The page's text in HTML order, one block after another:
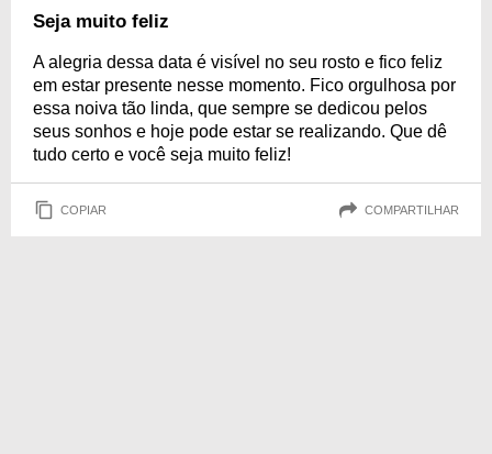
Seja muito feliz
A alegria dessa data é visível no seu rosto e fico feliz
em estar presente nesse momento. Fico orgulhosa por
essa noiva tão linda, que sempre se dedicou pelos
seus sonhos e hoje pode estar se realizando. Que dê
tudo certo e você seja muito feliz!
COPIAR COMPARTILHAR